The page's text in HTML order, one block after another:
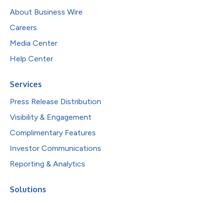
About Business Wire
Careers
Media Center
Help Center
Services
Press Release Distribution
Visibility & Engagement
Complimentary Features
Investor Communications
Reporting & Analytics
Solutions